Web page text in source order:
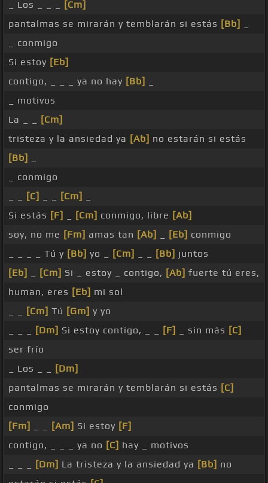
_ Los _ _ _
[Cm]
pantalmas se mirarán y temblarán si estás [Bb]
_ conmigo
Si estoy [Eb]
contigo, _ _ _ ya no hay [Bb]
_ motivos
La _ _
[Cm]
tristeza y la ansiedad ya [Ab] no estarán si estás
[Bb]
_ conmigo
[C] [Cm]
Si estás [F] [Cm] conmigo, libre [Ab]
soy, no me [Fm] amas tan [Ab] [Eb] conmigo
_ _ _ _ Tú y [Bb] yo _ [Cm] [Bb] juntos
[Eb]
[Cm] Si _ estoy _ contigo, [Ab] fuerte tú eres,
human, eres [Eb] mi sol
[Cm] Tú [Gm] y yo
[Dm] Si estoy contigo, _ _ [F] _ sin más [C]
ser frío
_ Los _ _
[Dm]
pantalmas se mirarán y temblarán si estás [C]
conmigo
[Fm]
[Am] Si estoy [F]
contigo, _ _ _ ya no [C] hay _ motivos
[Dm] La tristeza y la ansiedad ya [Bb] no